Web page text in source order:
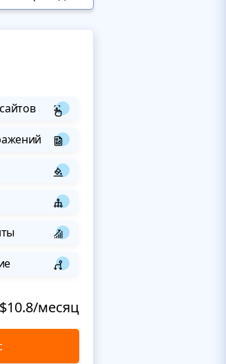
$10.8/месяц